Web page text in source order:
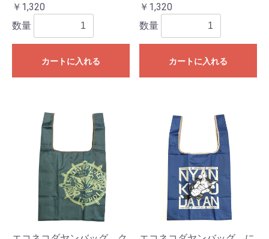
￥1,320
数量
カートに入れる
￥1,320
数量
カートに入れる